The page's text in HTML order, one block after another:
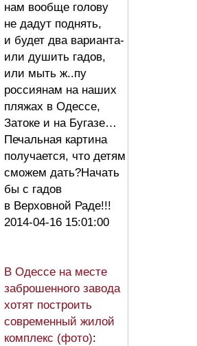
нам вообще голову
не дадут поднять,
и будет два варианта-
или душить гадов,
или мыть ж..пу
россиянам на наших
пляжах в Одессе,
Затоке и на Бугазе…
Печальная картина
получается, что детям
сможем дать?Начать
бы с гадов
в Верховной Раде!!!
2014-04-16 15:01:00
В Одессе на месте
заброшенного завода
хотят построить
современный жилой
комплекс (фото):